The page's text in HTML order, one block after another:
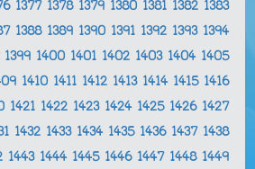
1377 1378 1379 1380 1381 1382 1383
1388 1389 1390 1391 1392 1393 1394
1399 1400 1401 1402 1403 1404 1405
1410 1411 1412 1413 1414 1415 1416
1421 1422 1423 1424 1425 1426 1427
1432 1433 1434 1435 1436 1437 1438
1443 1444 1445 1446 1447 1448 1449